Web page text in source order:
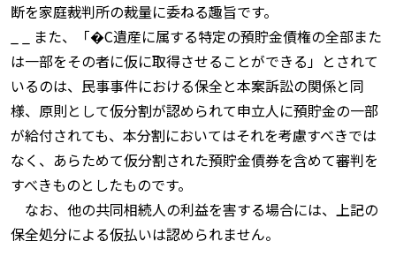
断を家庭裁判所の裁量に委ねる趣旨です。
_ _ また、「�C遺産に属する特定の預貯金債権の全部また
は一部をその者に仮に取得させることができる」とされて
いるのは、民事事件における保全と本案訴訟の関係と同
様、原則として仮分割が認められて申立人に預貯金の一部
が給付されても、本分割においてはそれを考慮すべきでは
なく、あらためて仮分割された預貯金債券を含めて審判を
すべきものとしたものです。
なお、他の共同相続人の利益を害する場合には、上記の
保全処分による仮払いは認められません。